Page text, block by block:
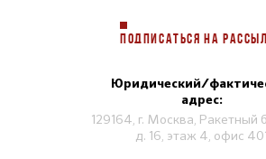
ПОДПИСАТЬСЯ НА
Юридический/
адрес:
129164, г. Москва, Ракетный
д. 16, этаж 4, офис